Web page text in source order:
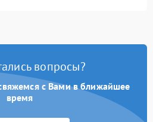
2100 ₽ Подробнее →
1700 ₽
вопросы?
с Вами в ближайшее
время